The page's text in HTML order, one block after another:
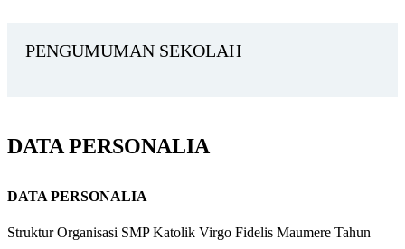
PENGUMUMAN SEKOLAH
DATA PERSONALIA
DATA PERSONALIA
Struktur Organisasi SMP Katolik Virgo Fidelis Maumere Tahun